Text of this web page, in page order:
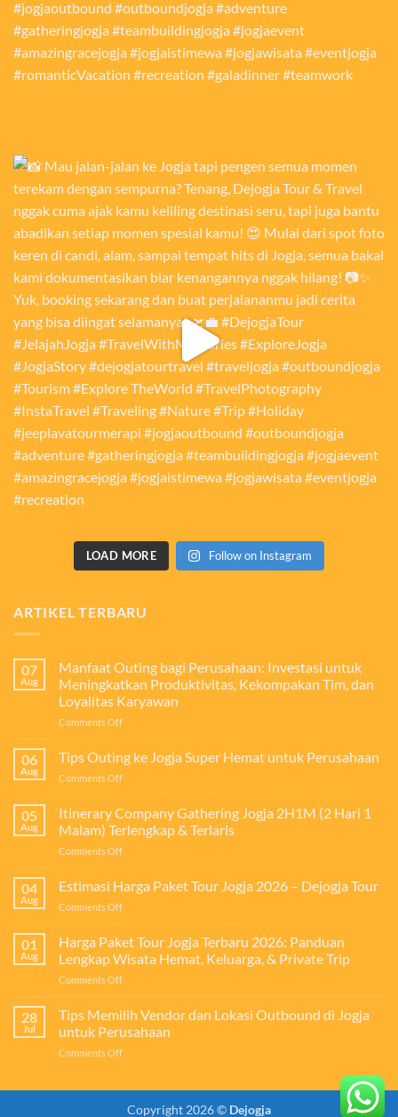
LOAD MORE Follow on Instagram
ARTIKEL TERBARU
07
Aug
Manfaat Outing bagi Perusahaan: Investasi untuk
Meningkatkan Produktivitas, Kekompakan Tim, dan
Loyalitas Karyawan
Comments Offon
Outing
bagi
Perusahaan:
untuk
Meningkatkan
Produktivitas,
dan
Loyalitas
06
Aug
Tips Outing ke Jogja Super Hemat untuk Perusahaan
Comments Offon
Outing
ke
Jogja
Super
untuk
Perusahaan
05
Aug
Itinerary Company Gathering Jogja 2H1M (2 Hari 1
Malam) Terlengkap & Terlaris
Comments Offon
Company
Gathering
Jogja
(2
Hari
&
Terlaris
04
Aug
Estimasi Harga Paket Tour Jogja 2026 – Dejogja Tour
Comments Offon
Harga
Paket
Tour
Jogja
–
Dejogja
01
Aug
Harga Paket Tour Jogja Terbaru 2026: Panduan
Lengkap Wisata Hemat, Keluarga, & Private Trip
Comments Offon
Paket
Tour
Jogja
Terbaru
28
Jul
Tips Memilih Vendor dan Lokasi Outbound di Jogja
untuk Perusahaan
Comments Offon
dan
Copyright 2026 © Dejogja